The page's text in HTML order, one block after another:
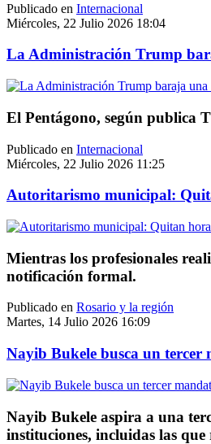
Publicado en Internacional
Miércoles, 22 Julio 2026 18:04
La Administración Trump
El Pentágono, según publica
Publicado en Internacional
Miércoles, 22 Julio 2026 11:25
Autoritarismo municipal:
Mientras los profesionales
notificación formal.
Publicado en Rosario y la región
Martes, 14 Julio 2026 16:09
Nayib Bukele busca un tercer
Nayib Bukele aspira a una
instituciones, incluidas las que